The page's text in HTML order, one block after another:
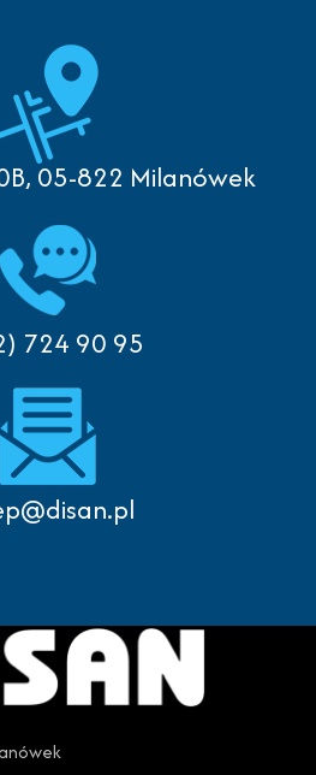
05-822 Milanówek
724 90 95